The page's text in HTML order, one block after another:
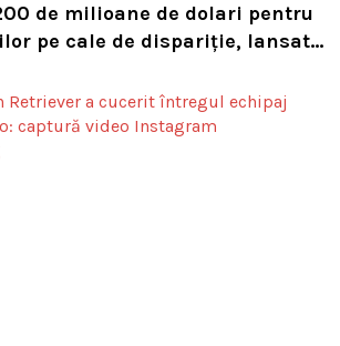
de milioane de dolari pentru
pe cale de dispariție, lansat